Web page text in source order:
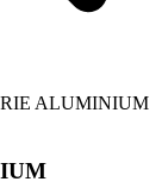
ALUMINIUM